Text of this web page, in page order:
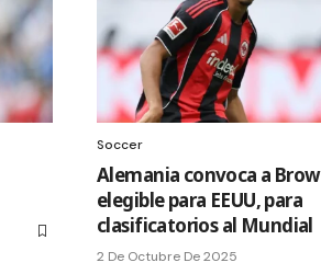
Soccer
Alemania convoca a
elegible para EEUU, para
clasificatorios al Mundial
2 De Octubre De 2025